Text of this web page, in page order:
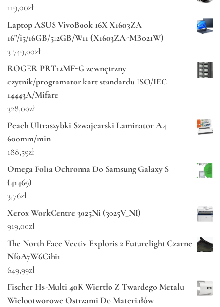
119,00zł
Laptop ASUS VivoBook 16X X1603ZA
16"/i5/16GB/512GB/W11 (X1603ZA-MB021W)
3 749,00zł
ROGER PRT12MF-G zewnętrzny
czytnik/programator kart standardu ISO/IEC
14443A/Mifare
328,00zł
Peach Ultraszybki Szwajcarski Laminator A4
600mm/min
188,59zł
Omega Folia Ochronna Do Samsung Galaxy S
(41469)
3,76zł
Xerox WorkCentre 3025Ni (3025V_NI)
919,00zł
The North Face Vectiv Exploris 2 Futurelight Czarne
Nf0A7W6Cihi1
649,99zł
Fischer Hs-Multi 40K Wiertło Z Twardego Metalu
Wielootworowe Ostrzami Do Materiałów